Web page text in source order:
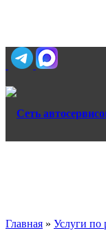
Главная » Услуги по